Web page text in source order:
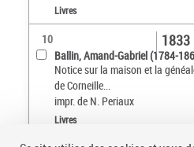
Livres
10
Ballin, Amand-Gabriel (1784-
Notice sur la maison et la
de Corneille...
impr. de N. Periaux
1833
Livres